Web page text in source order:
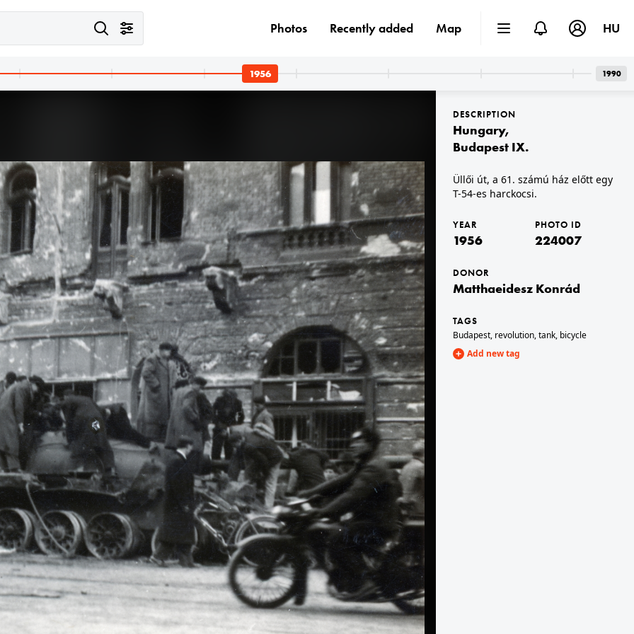
felvonuló dolgozói.
1956 · Budapest XIV.
Thököly út, a Posta Központi Járműtelep felvonuló dolgozói.
1956 · Budapest XIV.
Bosnyák utca, a Posta Központi Járműtelep felvonuló dolgozói, háttérben a 7/a számú ház.
1956 · Budapest XIV.
Bosnyák utca, a Posta Központi Járműtelep felvonuló dolgozóinak dekorációja, háttérben a 7/a számú ház.
1956 · Budapest XIV.
Bosnyák utca, a Posta Központi Járműtelep felvonuló dolgozói, a felvétel a Kövér Lajos utca közelében készült.
1956
1956
1956 · Budapest VIII.
DESCRIPTION
Hungary,
Budapest IX.
Üllői út, a 61. számú ház előtt egy
T-54-es harckocsi.
YEAR
1956
PHOTO ID
224007
DONOR
Matthaeidesz Konrád
TAGS
Budapest, revolution,tank, bicycle
Add new tag
Photos Recently added Map HU
1990
1956